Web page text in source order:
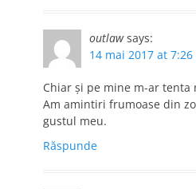
outlaw says:
14 mai 2017 at 7:26
Chiar şi pe mine m-ar tenta
Am amintiri frumoase din
gustul meu.
Răspunde